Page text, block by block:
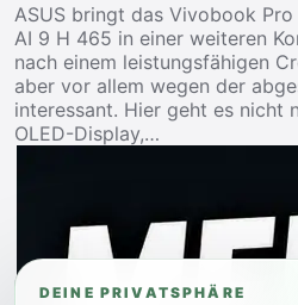
ASUS bringt das Vivobook
AI 9 H 465 in einer weiteren
nach einem leistungsfähigen
aber vor allem wegen der
interessant. Hier geht es nicht
OLED-Display,…
DEINE PRIVATSPHÄRE